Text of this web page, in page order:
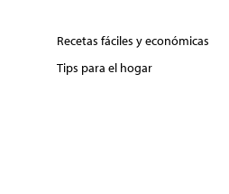
Recetas fáciles y económicas
Tips para el hogar